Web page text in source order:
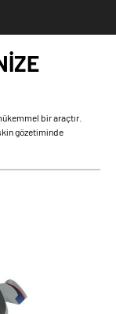
bir araçtır.
gözetiminde